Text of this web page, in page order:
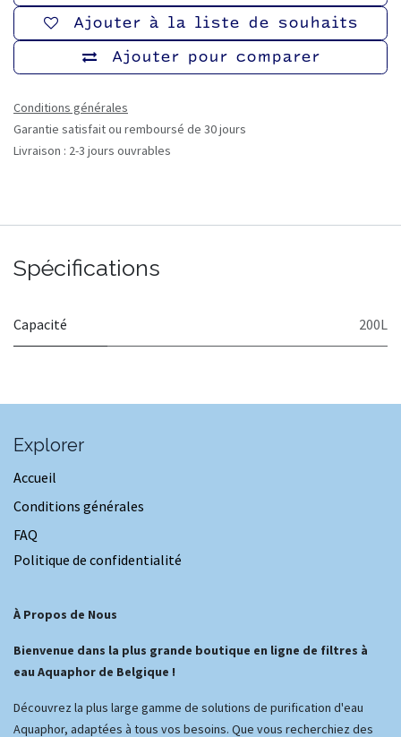
Ajouter pour comparer
Ajouter à la liste de souhaits
Conditions générales
Garantie satisfait ou remboursé de 30 jours
Livraison : 2-3 jours ouvrables
Spécifications
Capacité 200L
Explorer
Accueil
Conditions générales
FAQ
Politique de confidentialité
À Propos de Nous
Bienvenue dans la plus grande boutique en ligne de filtres à
eau Aquaphor de Belgique !
Découvrez la plus large gamme de solutions de purification d'eau
Aquaphor, adaptées à tous vos besoins. Que vous recherchiez des